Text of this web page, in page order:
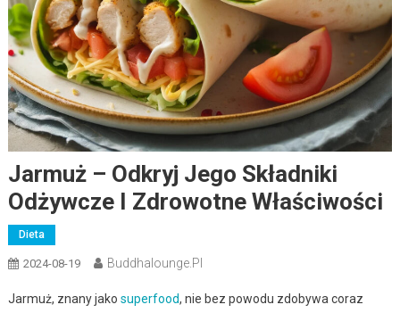
Jarmuż – Odkryj Jego Składniki
Odżywcze I Zdrowotne Właściwości
Dieta
2024-08-19 Buddhalounge.pl
Jarmuż, znany jako superfood, nie bez powodu zdobywa coraz